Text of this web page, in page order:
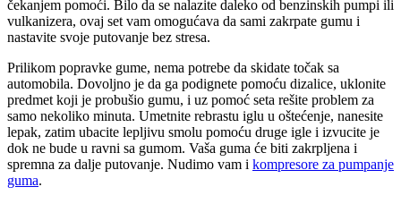
čekanjem pomoći. Bilo da se nalazite daleko od benzinskih pumpi ili
vulkanizera, ovaj set vam omogućava da sami zakrpate gumu i
nastavite svoje putovanje bez stresa.
Prilikom popravke gume, nema potrebe da skidate točak sa
automobila. Dovoljno je da ga podignete pomoću dizalice, uklonite
predmet koji je probušio gumu, i uz pomoć seta rešite problem za
samo nekoliko minuta. Umetnite rebrastu iglu u oštećenje, nanesite
lepak, zatim ubacite lepljivu smolu pomoću druge igle i izvucite je
dok ne bude u ravni sa gumom. Vaša guma će biti zakrpljena i
spremna za dalje putovanje. Nudimo vam i kompresore za pumpanje
guma.